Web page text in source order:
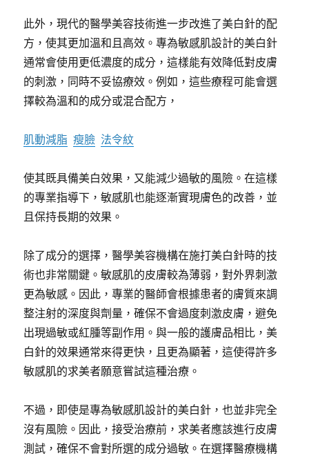
此外，現代的醫學美容技術進一步改進了美白針的配
方，使其更加溫和且高效。專為敏感肌設計的美白針
通常會使用更低濃度的成分，這樣能有效降低對皮膚
的刺激，同時不妥協療效。例如，這些療程可能會選
擇較為溫和的成分或混合配方，
肌動減脂 瘦臉 法令紋
使其既具備美白效果，又能減少過敏的風險。在這樣
的專業指導下，敏感肌也能逐漸實現膚色的改善，並
且保持長期的效果。
除了成分的選擇，醫學美容機構在施打美白針時的技
術也非常關鍵。敏感肌的皮膚較為薄弱，對外界刺激
更為敏感。因此，專業的醫師會根據患者的膚質來調
整注射的深度與劑量，確保不會過度刺激皮膚，避免
出現過敏或紅腫等副作用。與一般的護膚品相比，美
白針的效果通常來得更快，且更為顯著，這使得許多
敏感肌的求美者願意嘗試這種治療。
不過，即使是專為敏感肌設計的美白針，也並非完全
沒有風險。因此，接受治療前，求美者應該進行皮膚
測試，確保不會對所選的成分過敏。在選擇醫療機構